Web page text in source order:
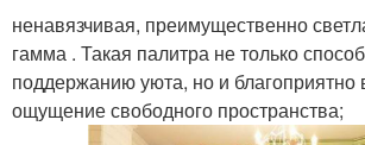
ненавязчивая, преимущественно
гамма . Такая палитра не только
поддержанию уюта, но и благоприятно
ощущение свободного пространства;